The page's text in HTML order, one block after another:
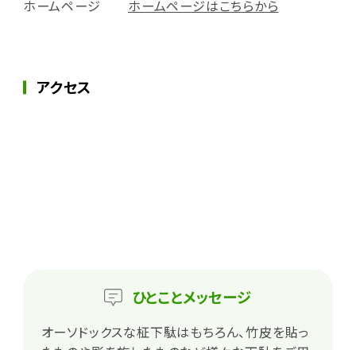
ホームページ ホームページはこちらから
アクセス
ひとことメッセージ
オーソドックスな柾下駄はもちろん、竹皮を貼っ